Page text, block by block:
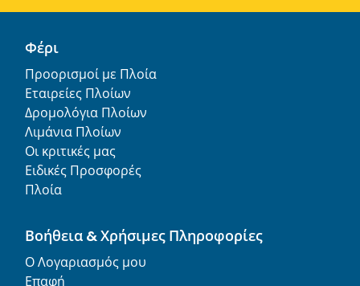
Φέρι
Προορισμοί με Πλοία
Εταιρείες Πλοίων
Δρομολόγια Πλοίων
Λιμάνια Πλοίων
Οι κριτικές μας
Ειδικές Προσφορές
Πλοία
Βοήθεια & Χρήσιμες Πληροφορίες
Ο Λογαριασμός μου
Επαφή